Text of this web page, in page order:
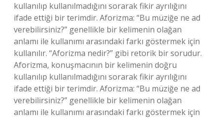
kullanılıp kullanılmadığını sorarak fikir ayrılığını
ifade ettiği bir terimdir. Aforizma: “Bu müziğe ne ad
verebilirsiniz?” genellikle bir kelimenin olağan
anlamı ile kullanımı arasındaki farkı göstermek için
kullanılır. “Aforizma nedir?” gibi retorik bir sorudur.
Aforizma, konuşmacının bir kelimenin doğru
kullanılıp kullanılmadığını sorarak fikir ayrılığını
ifade ettiği bir terimdir. Aforizma: “Bu müziğe ne ad
verebilirsiniz?” genellikle bir kelimenin olağan
anlamı ile kullanımı arasındaki farkı göstermek için